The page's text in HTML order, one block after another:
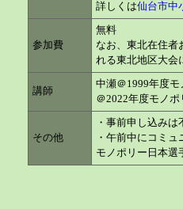
詳しくは仙台市中
参加費
無料
なお、東北在住者
れる東北地区大会
講師
中瀬＠1999年度
＠2022年度モノ
その他
・事前申し込み
・午前中にコミ
モノポリー日本選